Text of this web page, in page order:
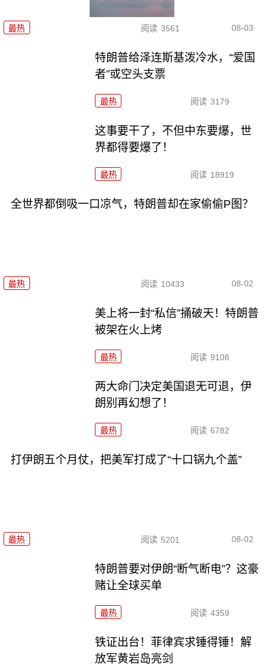
最热 阅读 3561 08-03
特朗普给泽连斯基泼冷水，“爱国
者”或空头支票
最热 阅读 3179
这事要干了，不但中东要爆，世
界都得要爆了！
最热 阅读 18919
全世界都倒吸一口凉气，特朗普却在家偷偷P图？
最热 阅读 10433 08-02
美上将一封“私信”捅破天！特朗普
被架在火上烤
最热 阅读 9108
两大命门决定美国退无可退，伊
朗别再幻想了！
最热 阅读 6782
打伊朗五个月仗，把美军打成了“十口锅九个盖”
最热 阅读 5201 08-02
特朗普要对伊朗“断气断电”？这豪
赌让全球买单
最热 阅读 4359
铁证出台！菲律宾求锤得锤！解
放军黄岩岛亮剑